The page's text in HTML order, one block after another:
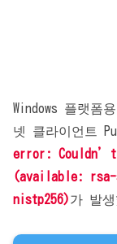
Windows 플랫폼
넷 클라이언트
error: Couldn’t
(available: rsa-
nistp256)가 발